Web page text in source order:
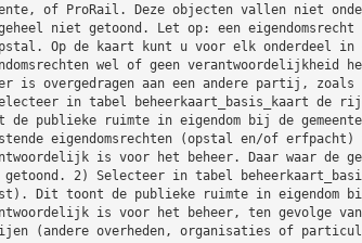
of ProRail. Deze objecten vallen niet
niet getoond. Let op: een
Op de kaart kunt u voor elk onderdeel in
wel of geen
is overgedragen aan een andere partij,
in tabel beheerkaart_basis_kaart de
de publieke ruimte in eigendom bij de gemeente
eigendomsrechten (opstal en/of
is voor het beheer. Daar waar de
2) Selecteer in tabel
Dit toont de publieke ruimte in eigendom bij
is voor het beheer, ten gevolge
(andere overheden, organisaties of